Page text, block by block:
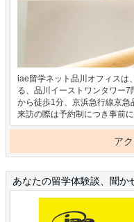
iae留学ネット品川オフィスは
る、品川イーストワンタワー
から徒歩1分、京浜急行線京
来訪の際は予約制につき事前
ア
あなたの留学体験談、聞か